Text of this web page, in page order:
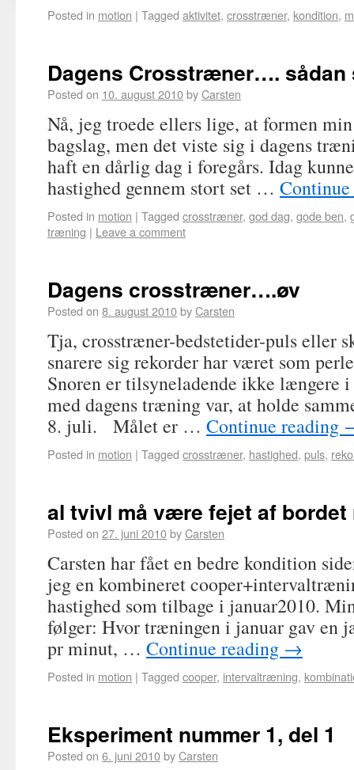
Posted in motion | Tagged aktivitet, crosstræner, kondition,
Dagens Crosstræner….
Posted on 10. august 2010byCarsten
Nå, jeg troede ellers lige, at formen
bagslag, men det viste sig i dagens
haft en dårlig dag i foregårs. Idag
hastighed gennem stort set …
Posted in motion | Tagged crosstræner, god dag, gode ben,
træning | Leave a comment
Dagens crosstræner….øv
Posted on 8. august 2010byCarsten
Tja, crosstræner-bedstetider-puls eller
snarere sig rekorder har været som
Snoren er tilsyneladende ikke længere
med dagens træning var, at holde
8. juli. Målet er … Continue reading
Posted in motion | Tagged crosstræner, hastighed, puls,
al tvivl må være fejet af bordet
Posted on 27. juni 2010byCarsten
Carsten har fået en bedre kondition
jeg en kombineret
hastighed som tilbage i januar2010.
følger: Hvor træningen i januar gav en
pr minut, … Continue reading →
Posted in motion | Tagged cooper, intervaltræning,
Eksperiment nummer 1, del 1
Posted on 6. juni 2010byCarsten